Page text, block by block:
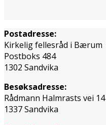
Postadresse:
Kirkelig fellesråd i Bærum
Postboks 484
1302 Sandvika
Besøksadresse:
Rådmann Halmrasts vei 14
1337 Sandvika